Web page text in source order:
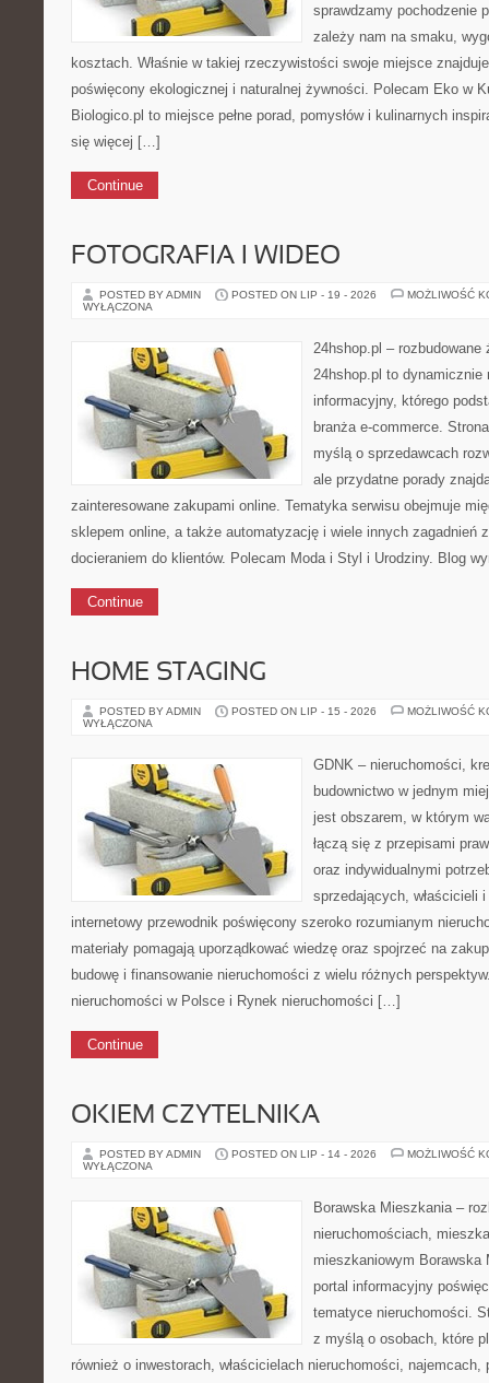
sprawdzamy pochodzenie
zależy nam na smaku,
kosztach. Właśnie w takiej rzeczywistości swoje miejsce
poświęcony ekologicznej i naturalnej żywności. Polecam Eko w
Biologico.pl to miejsce pełne porad, pomysłów i kulinarnych
się więcej […]
Continue
FOTOGRAFIA I WIDEO
POSTED BY ADMIN POSTED ON LIP - 19 - 2026
MOŻLIWOŚĆ
WYŁĄCZONA
24hshop.pl – rozbudowane
24hshop.pl to dynamicznie
informacyjny, którego
branża e-commerce.
myślą o sprzedawcach
ale przydatne porady
zainteresowane zakupami online. Tematyka serwisu obejmuje
sklepem online, a także automatyzację i wiele innych zagadnień
docieraniem do klientów. Polecam Moda i Styl i Urodziny. Blog
Continue
HOME STAGING
POSTED BY ADMIN POSTED ON LIP - 15 - 2026
MOŻLIWOŚĆ
WYŁĄCZONA
GDNK – nieruchomości,
budownictwo w jednym
jest obszarem, w którym
łączą się z przepisami
oraz indywidualnymi
sprzedających, właścicieli
internetowy przewodnik poświęcony szeroko rozumianym
materiały pomagają uporządkować wiedzę oraz spojrzeć na
budowę i finansowanie nieruchomości z wielu różnych
nieruchomości w Polsce i Rynek nieruchomości […]
Continue
OKIEM CZYTELNIKA
POSTED BY ADMIN POSTED ON LIP - 14 - 2026
MOŻLIWOŚĆ
WYŁĄCZONA
Borawska Mieszkania –
nieruchomościach,
mieszkaniowym Borawska
portal informacyjny
tematyce nieruchomości.
z myślą o osobach, które
również o inwestorach, właścicielach nieruchomości, najemcach,